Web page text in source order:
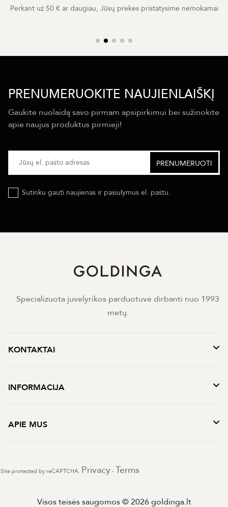
Perkant už 50 € ar daugiau, Jūsų prekes pristatysime nemokamai
PRENUMERUOKITE NAUJIENLAIŠKĮ
Gaukite nuolaidą savo pirmam apsipirkimui bei sužinokite
apie naujus produktus pirmieji!
Sutinku gauti naujienas ir pasiulymus el. paštu.
Specializuota juvelyrikos parduotuvė dirbanti nuo 1993
metų.
KONTAKTAI
INFORMACIJA
APIE MUS
Site protected by reCAPTCHA. Privacy - Terms
Visos teisės saugomos © 2026 goldinga.lt